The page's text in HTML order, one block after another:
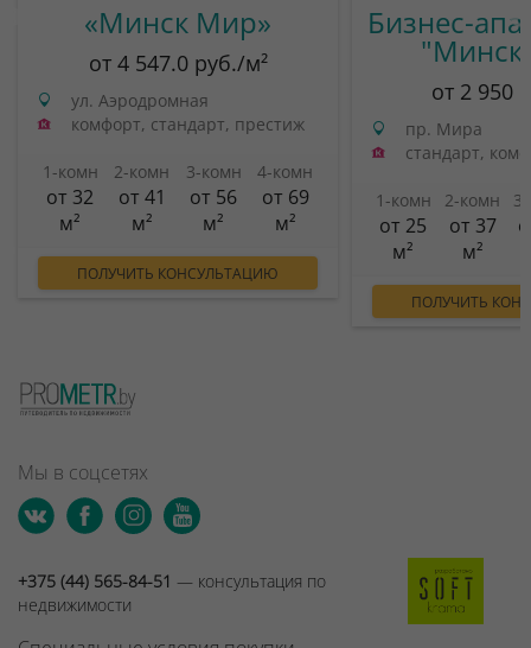
«Минск Мир»
от 4 547.0 руб./м²
ул. Аэродромная
комфорт, стандарт, престиж
1-комн
от 32
м²
2-комн
от 41
м²
3-комн
от 56
м²
4-комн
от 69
м²
ПОЛУЧИТЬ КОНСУЛЬТАЦИЮ
Бизнес-
от 2 950
пр. Мира
стандарт,
1-комн
от 25
м²
2-комн
от 37
м²
ПОЛУЧИТЬ
Мы в соцсетях
+375 (44) 565-84-51 — консультация по
недвижимости